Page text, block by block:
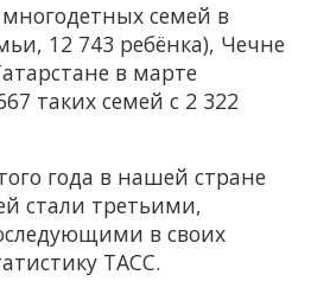
семей в
12 743 ребёнка), Чечне
в марте
таких семей с 2 322
года в нашей стране
стали третьими,
в своих
ТАСС.